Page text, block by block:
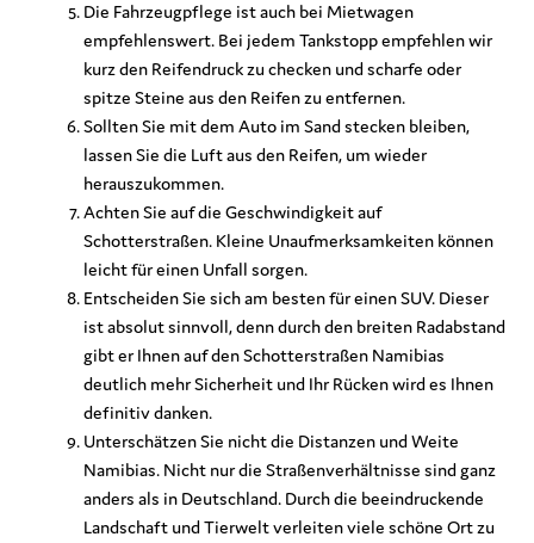
Die Fahrzeugpflege ist auch bei Mietwagen
empfehlenswert. Bei jedem Tankstopp empfehlen wir
kurz den Reifendruck zu checken und scharfe oder
spitze Steine aus den Reifen zu entfernen.
Sollten Sie mit dem Auto im Sand stecken bleiben,
lassen Sie die Luft aus den Reifen, um wieder
herauszukommen.
Achten Sie auf die Geschwindigkeit auf
Schotterstraßen. Kleine Unaufmerksamkeiten können
leicht für einen Unfall sorgen.
Entscheiden Sie sich am besten für einen SUV. Dieser
ist absolut sinnvoll, denn durch den breiten Radabstand
gibt er Ihnen auf den Schotterstraßen Namibias
deutlich mehr Sicherheit und Ihr Rücken wird es Ihnen
definitiv danken.
Unterschätzen Sie nicht die Distanzen und Weite
Namibias. Nicht nur die Straßenverhältnisse sind ganz
anders als in Deutschland. Durch die beeindruckende
Landschaft und Tierwelt verleiten viele schöne Ort zu